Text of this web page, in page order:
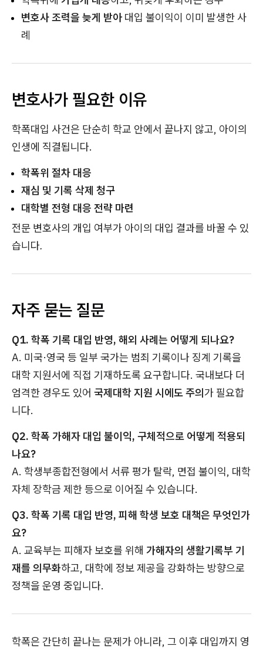
변호사 조력을 늦게 받아 대입 불이익이 이미 발생한 사
례
변호사가 필요한 이유
학폭대입 사건은 단순히 학교 안에서 끝나지 않고, 아이의
인생에 직결됩니다.
학폭위 절차 대응
재심 및 기록 삭제 청구
대학별 전형 대응 전략 마련
전문 변호사의 개입 여부가 아이의 대입 결과를 바꿀 수 있
습니다.
자주 묻는 질문
Q1. 학폭 기록 대입 반영, 해외 사례는 어떻게 되나요?
A. 미국·영국 등 일부 국가는 범죄 기록이나 징계 기록을
대학 지원서에 직접 기재하도록 요구합니다. 국내보다 더
엄격한 경우도 있어 국제대학 지원 시에도 주의가 필요합
니다.
Q2. 학폭 가해자 대입 불이익, 구체적으로 어떻게 적용되
나요?
A. 학생부종합전형에서 서류 평가 탈락, 면접 불이익, 대학
자체 장학금 제한 등으로 이어질 수 있습니다.
Q3. 학폭 기록 대입 반영, 피해 학생 보호 대책은 무엇인가
요?
A. 교육부는 피해자 보호를 위해 가해자의 생활기록부 기
재를 의무화하고, 대학에 정보 제공을 강화하는 방향으로
정책을 운영 중입니다.
학폭은 간단히 끝나는 문제가 아니라, 그 이후 대입까지 영